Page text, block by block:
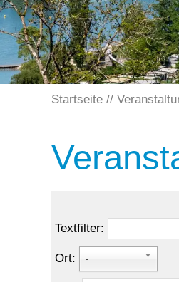
Startseite
Textfilter:
Ort: -